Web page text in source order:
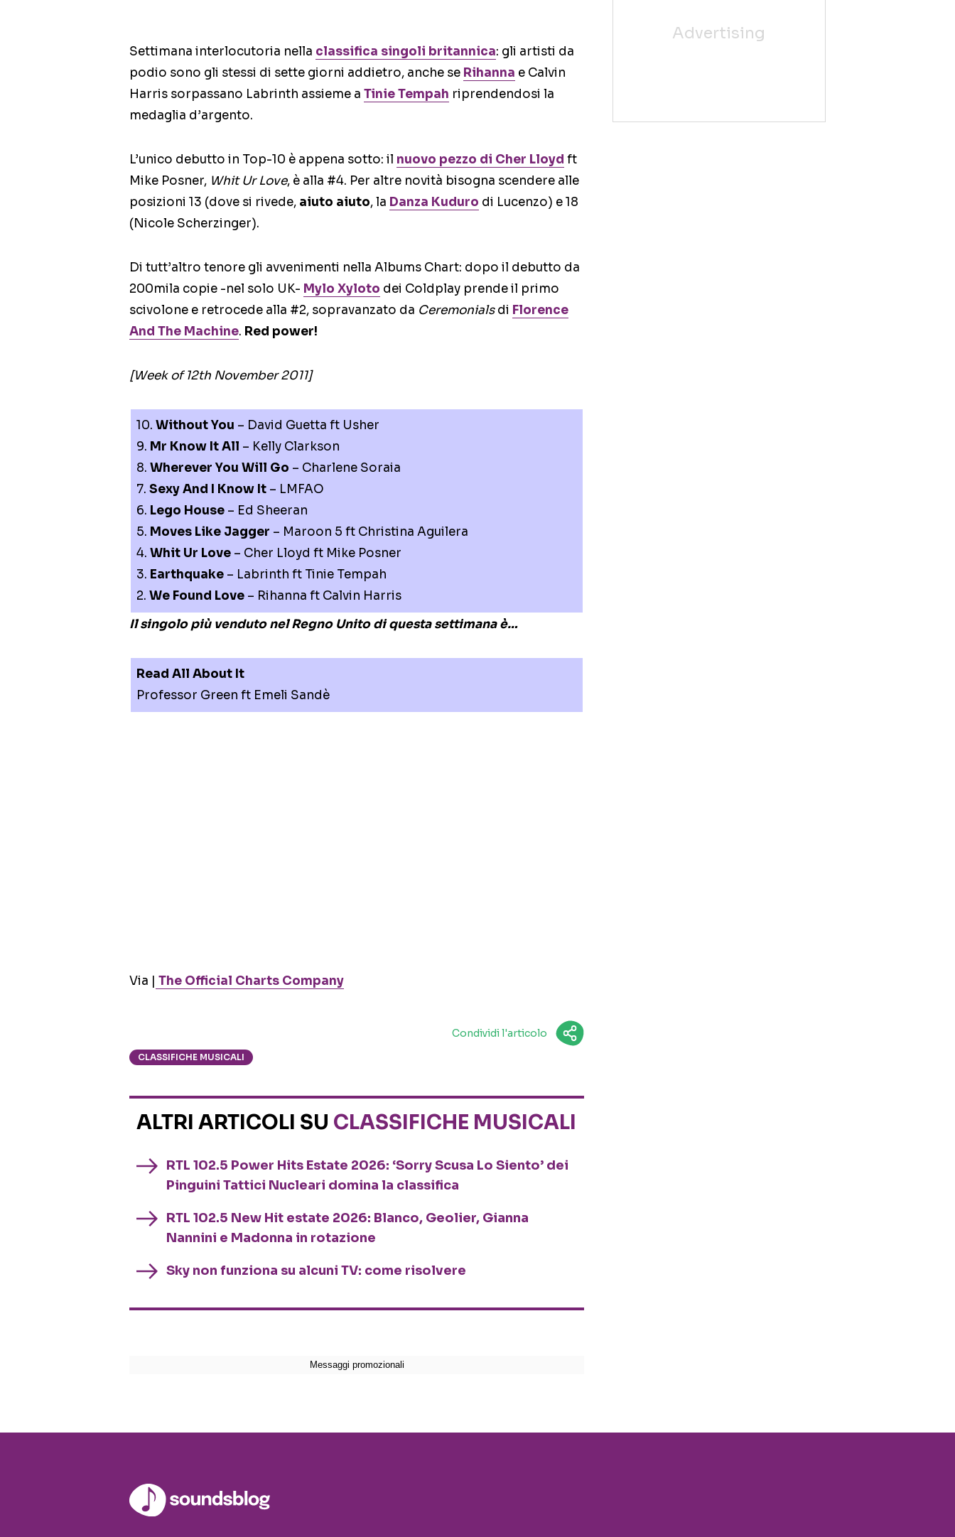
Settimana interlocutoria nella classifica singoli britannica: gli artisti da
podio sono gli stessi di sette giorni addietro, anche se Rihanna e Calvin
Harris sorpassano Labrinth assieme a Tinie Tempah riprendendosi la
medaglia d’argento.
L’unico debutto in Top-10 è appena sotto: il nuovo pezzo di Cher Lloyd ft
Mike Posner, Whit Ur Love, è alla #4. Per altre novità bisogna scendere alle
posizioni 13 (dove si rivede, aiuto aiuto, la Danza Kuduro di Lucenzo) e 18
(Nicole Scherzinger).
Di tutt’altro tenore gli avvenimenti nella Albums Chart: dopo il debutto da
200mila copie -nel solo UK- Mylo Xyloto dei Coldplay prende il primo
scivolone e retrocede alla #2, sopravanzato da Ceremonialsdi Florence
And The Machine. Red power!
[Week of 12th November 2011]
10. Without You – David Guetta ft Usher
9. Mr Know It All – Kelly Clarkson
8. Wherever You Will Go – Charlene Soraia
7. Sexy And I Know It – LMFAO
6. Lego House – Ed Sheeran
5. Moves Like Jagger – Maroon 5 ft Christina Aguilera
4. Whit Ur Love – Cher Lloyd ft Mike Posner
3. Earthquake – Labrinth ft Tinie Tempah
2. We Found Love – Rihanna ft Calvin Harris
Il singolo più venduto nel Regno Unito di questa settimana è…
Read All About It
Professor Green ft Emeli Sandè
Via | The Official Charts Company
Condividi l'articolo
CLASSIFICHE MUSICALI
ALTRI ARTICOLI SU CLASSIFICHE MUSICALI
RTL 102.5 Power Hits Estate 2026: ‘Sorry Scusa Lo Siento’ dei
Pinguini Tattici Nucleari domina la classifica
RTL 102.5 New Hit estate 2026: Blanco, Geolier, Gianna
Nannini e Madonna in rotazione
Sky non funziona su alcuni TV: come risolvere